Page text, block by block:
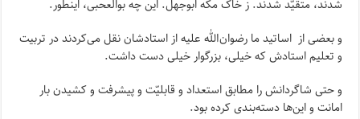
شدند، متقیّد شدند. ز خاک مکّه ابوجهل. این چه بوالعحبی، اینطور.
و بعضی از اساتید ما رضوان‌الله علیه از استادشان نقل می‌کردند در تربیت
و تعلیم استادش که خیلی، بزرگوار خیلی دست داشت.
و حتی شاگردانش را مطابق استعداد و قابلیّت و پیشرفت و کشیدن بار
امانت و این‌ها دسته‌بندی کرده بود.